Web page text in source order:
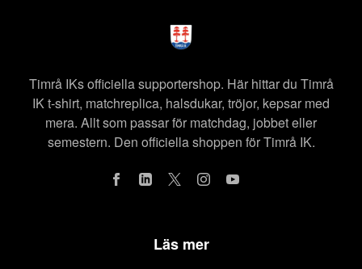
Timrå IKs officiella supportershop. Här hittar du Timrå
IK t-shirt, matchreplica, halsdukar, tröjor, kepsar med
mera. Allt som passar för matchdag, jobbet eller
semestern. Den officiella shoppen för Timrå IK.
Läs mer